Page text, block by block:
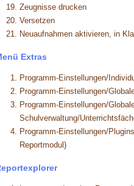
Zeugnisse drucken
Versetzen
Neuaufnahmen aktivieren, in
Extras
Programm-Einstellungen/
Programm-Einstellungen/
Programm-Einstellungen/
Schulverwaltung/
Programm-Einstellungen/
Reportmodul)